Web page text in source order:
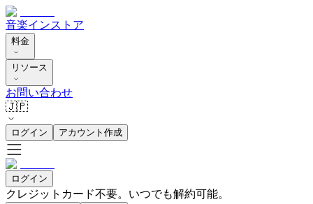
音楽インストア
料金
リソース
お問い合わせ
🇯🇵
ログイン アカウント作成
ログイン
クレジットカード不要。いつでも解約可能。